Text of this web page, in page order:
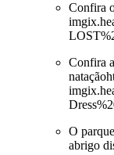
Confira
Confira
O
abrigo